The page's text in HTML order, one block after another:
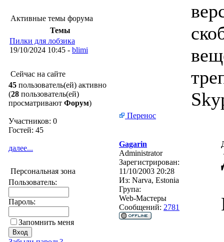
Активные темы форума
Темы
Пилки для лобзика
19/10/2024 10:45 - blimi
Сейчас на сайте
45 пользователь(ей) активно
(28 пользователь(ей)
просматривают Форум)
Участников: 0
Гостей: 45
далее...
Персональная зона
Пользователь:
Пароль:
Запомнить меня
Перенос
Gagarin
Administrator
Зарегистрирован:
11/10/2003 20:28
Из: Narva, Estonia
Група:
Web-Мастеры
Сообщений: 2781